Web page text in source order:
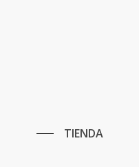
TIENDA